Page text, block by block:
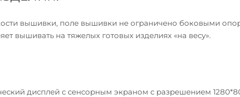
вышивки, поле вышивки не ограничено боковыми
вышивать на тяжелых готовых изделиях «на весу».
дисплей с сенсорным экраном с разрешением